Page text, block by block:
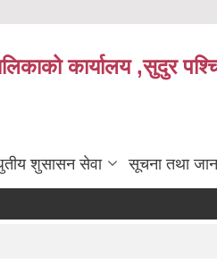
कार्यालय ,सुदुर
शुसासन सेवा सूचना तथा